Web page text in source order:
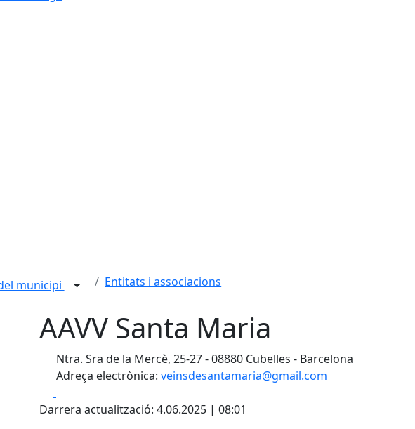
municipi Entitats i associacions
AAVV Santa Maria
Ntra. Sra de la Mercè, 25-27 - 08880 Cubelles - Barcelona
Adreça electrònica: veinsdesantamaria@gmail.com
Darrera actualització: 4.06.2025 | 08:01